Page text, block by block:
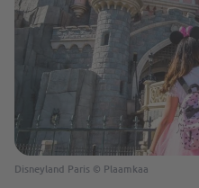
Disneyland Paris © Plaamkaa